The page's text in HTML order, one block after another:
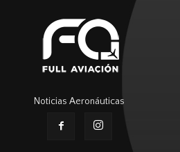
Noticias Aeronáuticas